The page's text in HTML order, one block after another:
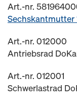
Art.-nr.
Sechskantmutter
Art.-nr. 012000
Antriebsrad
Art.-nr. 012001
Schwerlastrad